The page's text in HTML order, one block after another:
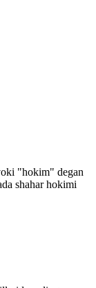
"hokim" degan
shahar hokimi